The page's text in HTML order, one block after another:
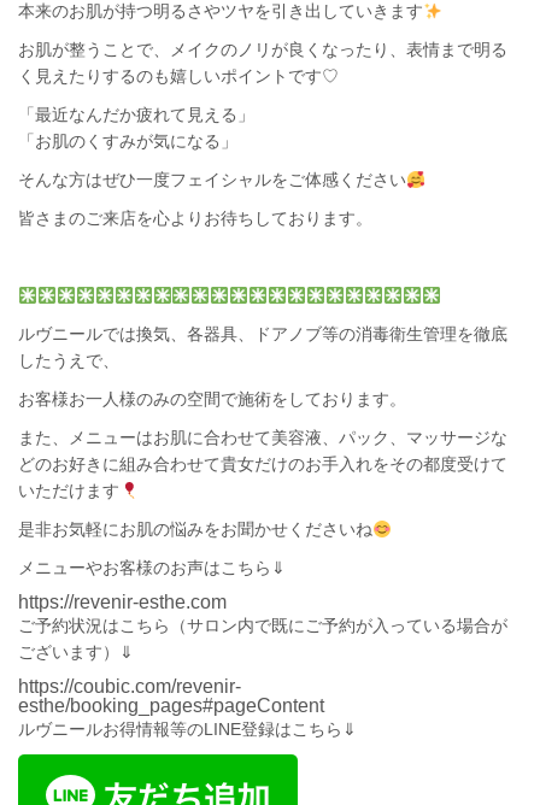
本来のお肌が持つ明るさやツヤを引き出していきます
お肌が整うことで、メイクのノリが良くなったり、表情まで明る
く見えたりするのも嬉しいポイントです♡
「最近なんだか疲れて見える」
「お肌のくすみが気になる」
そんな方はぜひ一度フェイシャルをご体感ください
皆さまのご来店を心よりお待ちしております。
ルヴニールでは換気、各器具、ドアノブ等の消毒衛生管理を徹底
したうえで、
お客様お一人様のみの空間で施術をしております。
また、メニューはお肌に合わせて美容液、パック、マッサージな
どのお好きに組み合わせて貴女だけのお手入れをその都度受けて
いただけます
是非お気軽にお肌の悩みをお聞かせくださいね
メニューやお客様のお声はこちら⇓
https://revenir-esthe.com
ご予約状況はこちら
（サロン内で既にご予約が入っている場合が
ございます）⇓
https://coubic.com/revenir-
esthe/booking_pages#pageContent
ルヴニールお得情報等のLINE登録はこちら⇓